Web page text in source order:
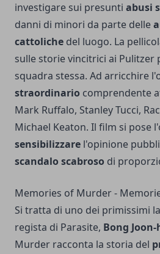
investigare sui presunti abusi
danni di minori da parte delle
cattoliche del luogo. La
sulle storie vincitrici ai Pulitzer
squadra stessa. Ad arricchire
straordinario comprendente
Mark Ruffalo, Stanley Tucci,
Michael Keaton. Il film si pose
sensibilizzare l'opinione
scandalo scabroso di
Memories of Murder -
Si tratta di uno dei primissimi
regista di Parasite, Bong Joon-
Murder racconta la storia del